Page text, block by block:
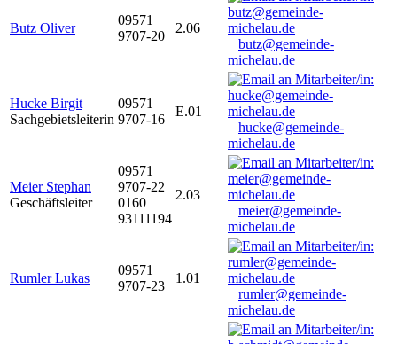
Butz Oliver
09571
9707-20
2.06
butz@gemeinde-
michelau.de
Hucke Birgit
Sachgebietsleiterin
09571
9707-16
E.01
hucke@gemeinde-
michelau.de
Meier Stephan
Geschäftsleiter
09571
9707-22
0160
93111194
2.03
meier@gemeinde-
michelau.de
Rumler Lukas
09571
9707-23
1.01
rumler@gemeinde-
michelau.de